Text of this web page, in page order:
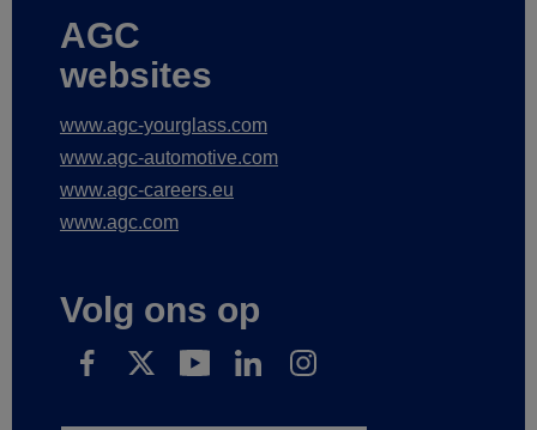
AGC
websites
www.agc-yourglass.com
www.agc-automotive.com
www.agc-careers.eu
www.agc.com
Volg ons op